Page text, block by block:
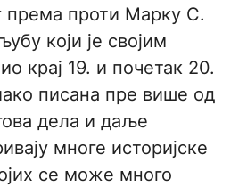
према проти Марку С.
који је својим
крај 19. и почетак 20.
писана пре више од
дела и даље
многе историјске
се може много